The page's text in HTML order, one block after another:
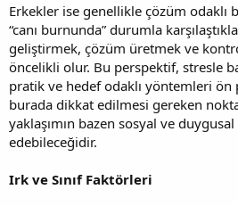
Erkekler ise genellikle çözüm odaklı
“canı burnunda” durumla
geliştirmek, çözüm üretmek ve
öncelikli olur. Bu perspektif, stresle
pratik ve hedef odaklı yöntemleri ön
burada dikkat edilmesi gereken
yaklaşımın bazen sosyal ve duygusal
edebileceğidir.
Irk ve Sınıf Faktörleri